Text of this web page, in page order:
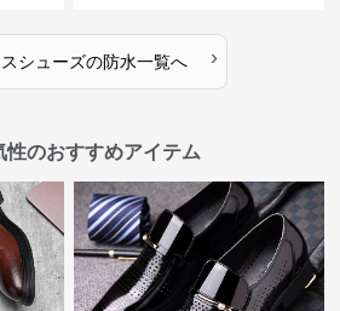
シューズの防水一覧へ ›
性のおすすめアイテム